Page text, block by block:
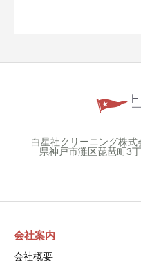
白星社クリーニング株
県神戸市灘区琵琶町3
会社案内
会社概要